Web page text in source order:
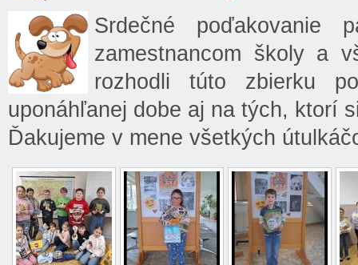
Srdečné poďakovanie
zamestnancom školy a
rozhodli túto zbierku
uponáhľanej dobe aj na tých, ktorí
Ďakujeme v mene všetkých